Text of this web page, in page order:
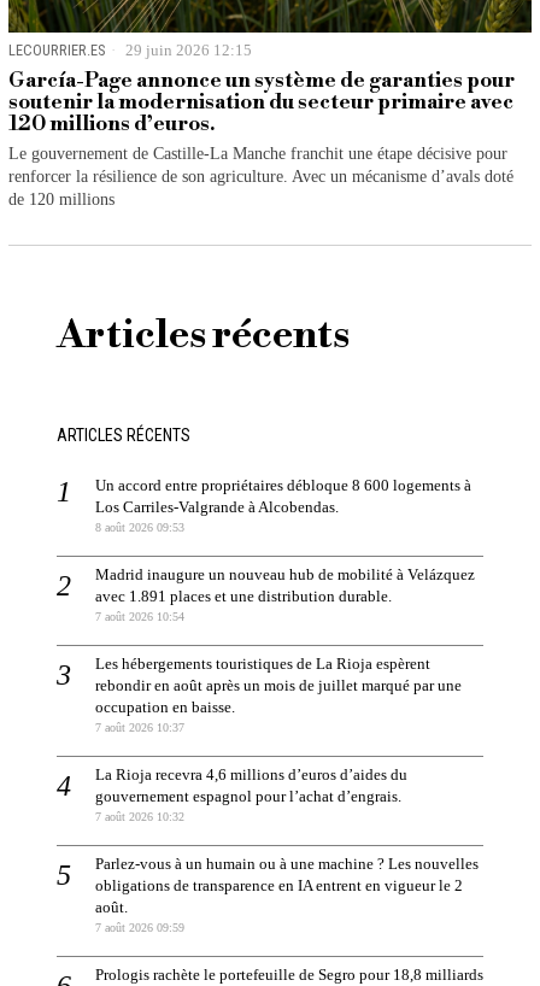
LECOURRIER.ES 29 juin 2026 12:15
García-Page annonce un système de garanties pour
soutenir la modernisation du secteur primaire avec
120 millions d’euros.
Le gouvernement de Castille-La Manche franchit une étape décisive pour
renforcer la résilience de son agriculture. Avec un mécanisme d’avals doté
de 120 millions
Articles récents
ARTICLES RÉCENTS
Un accord entre propriétaires débloque 8 600 logements à
Los Carriles-Valgrande à Alcobendas.
8 août 2026 09:53
Madrid inaugure un nouveau hub de mobilité à Velázquez
avec 1.891 places et une distribution durable.
7 août 2026 10:54
Les hébergements touristiques de La Rioja espèrent
rebondir en août après un mois de juillet marqué par une
occupation en baisse.
7 août 2026 10:37
La Rioja recevra 4,6 millions d’euros d’aides du
gouvernement espagnol pour l’achat d’engrais.
7 août 2026 10:32
Parlez-vous à un humain ou à une machine ? Les nouvelles
obligations de transparence en IA entrent en vigueur le 2
août.
7 août 2026 09:59
Prologis rachète le portefeuille de Segro pour 18,8 milliards